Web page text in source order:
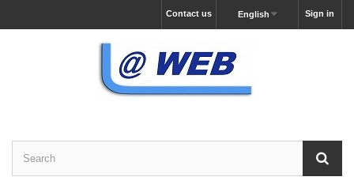
Sign in
English
Contact us